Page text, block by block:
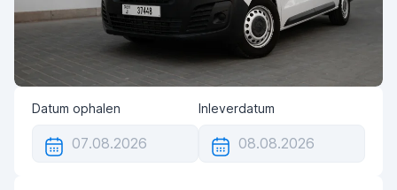
Datum ophalen Inleverdatum